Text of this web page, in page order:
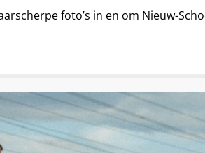
foto’s in en om Nieuw-